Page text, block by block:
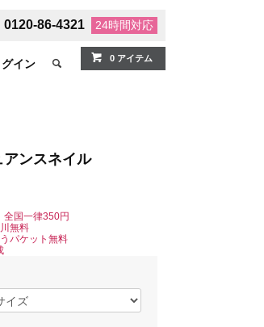
0120-86-4321 24時間対応
グイン 0 アイテム
アンスネイル
全国一律350円
無料
パケット無料